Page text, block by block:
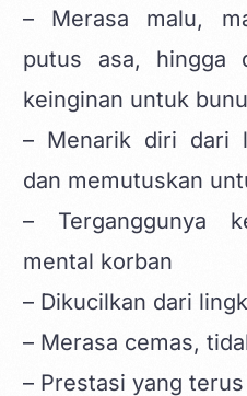
– Merasa malu,
putus asa, hingga
keinginan untuk
– Menarik diri dari
dan memutuskan
– Terganggunya
mental korban
– Dikucilkan dari
– Merasa cemas,
– Prestasi yang